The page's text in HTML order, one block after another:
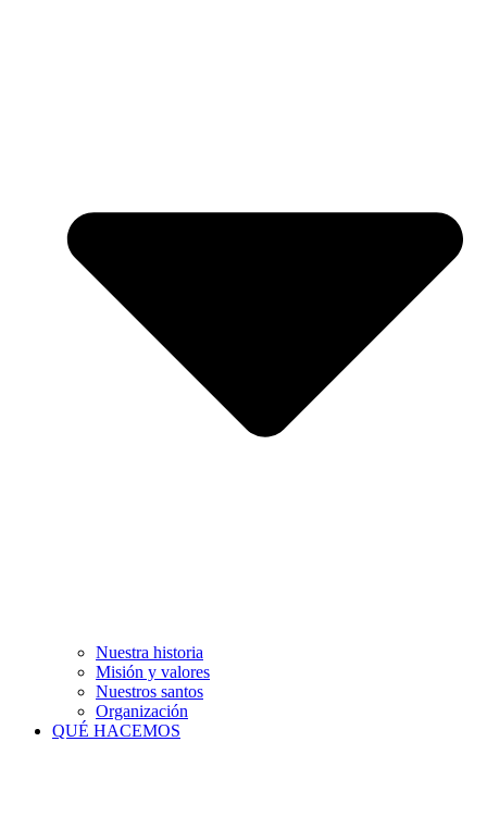
Nuestra historia
Misión y valores
Nuestros santos
Organización
QUÉ HACEMOS